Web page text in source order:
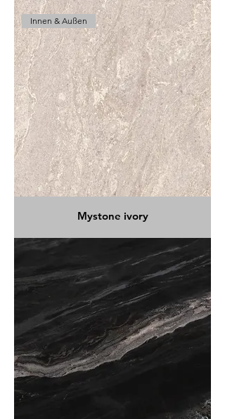
Innen & Außen
Mystone ivory